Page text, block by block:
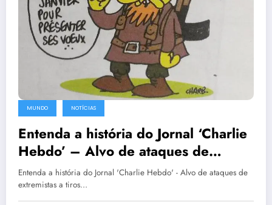
MUNDO NOTÍCIAS
Entenda a história do Jornal ‘Charlie
Hebdo’ – Alvo de ataques de
extremistas a tiros em Paris
Entenda a história do Jornal 'Charlie Hebdo' - Alvo de ataques de
extremistas a tiros…